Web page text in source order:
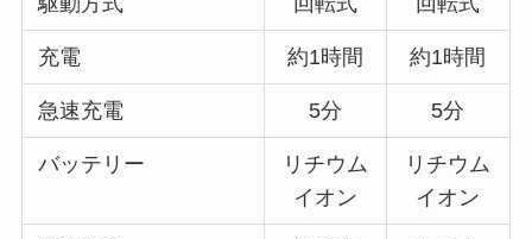
充電 約1時間 約1時間
急速充電 5分 5分
バッテリー
リチウム
イオン
リチウム
イオン